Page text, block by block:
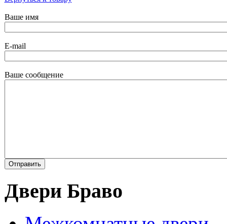
Ваше имя
E-mail
Ваше сообщение
Двери Браво